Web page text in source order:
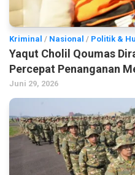
Kriminal / Nasional / Politik &
Yaqut Cholil Qoumas
Percepat Penanganan
Juni 29, 2026